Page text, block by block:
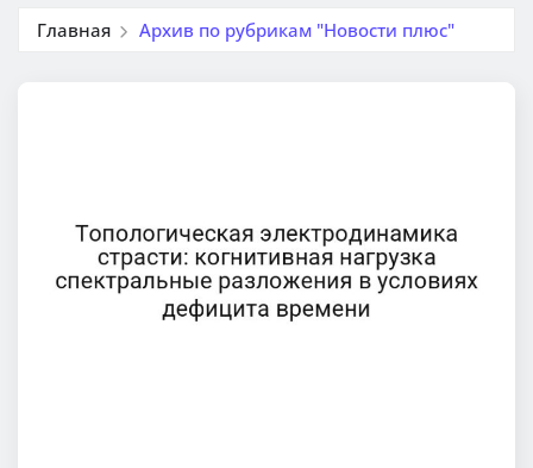
Главная Архив по рубрикам "Новости плюс"